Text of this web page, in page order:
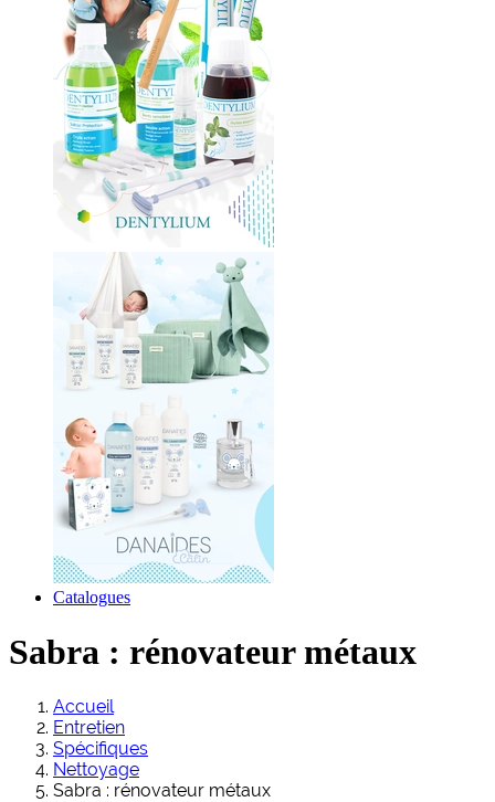
Catalogues
Sabra : rénovateur métaux
Accueil
Entretien
Spécifiques
Nettoyage
Sabra : rénovateur métaux